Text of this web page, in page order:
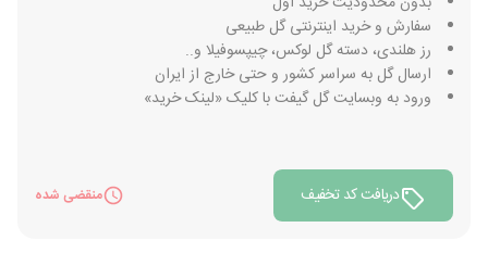
سفارش و خرید اینترنتی گل طبیعی
رز هلندی، دسته گل لوکس، چیپسوفیلا و..
ارسال گل به سراسر کشور و حتی خارج از ایران
ورود به وبسایت گل گیفت با کلیک «لینک خرید»
دریافت کد تخفیف منقضی شده